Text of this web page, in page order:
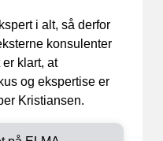
i alt, så derfor
konsulenter
klart, at
og ekspertise er
Kristiansen.